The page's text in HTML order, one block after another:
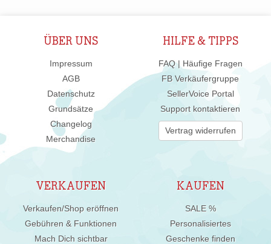
ÜBER UNS
Impressum
AGB
Datenschutz
Grundsätze
Changelog
Merchandise
HILFE & TIPPS
FAQ | Häufige Fragen
FB Verkäufergruppe
SellerVoice Portal
Support kontaktieren
Vertrag widerrufen
VERKAUFEN
Verkaufen/Shop eröffnen
Gebühren & Funktionen
Mach Dich sichtbar
KAUFEN
SALE %
Personalisiertes
Geschenke finden